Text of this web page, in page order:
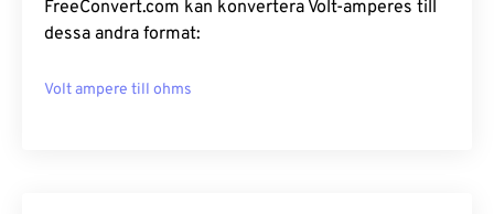
FreeConvert.com kan konvertera Volt-amperes till
dessa andra format:
Volt ampere till ohms